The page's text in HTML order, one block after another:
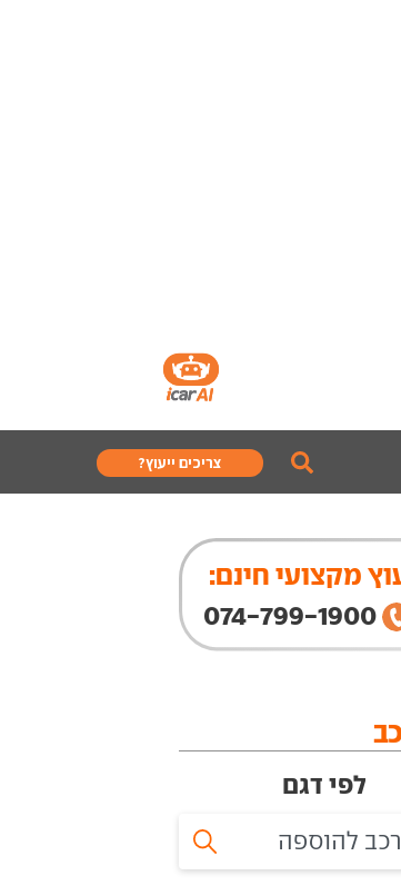
צריכים ייעוץ?
מקצועי חינם:
074-799-1900
לפי דגם